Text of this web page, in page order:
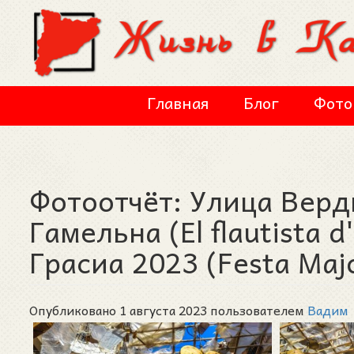
Перейти к основному содержанию
Главная Блог
Фотоотчёт: Улица
Гамельна (El flautista
Грасиа 2023 (Festa
Опубликовано 1 августа 2023 пользователем Вадим